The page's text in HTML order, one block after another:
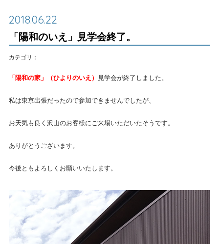
2018.06.22
「陽和のいえ」見学会終了。
カテゴリ：
「陽和の家」（ひよりのいえ） 見学会が終了しました。
私は東京出張だったので参加できませんでしたが、
お天気も良く沢山のお客様にご来場いただいたそうです。
ありがとうございます。
今後ともよろしくお願いいたします。